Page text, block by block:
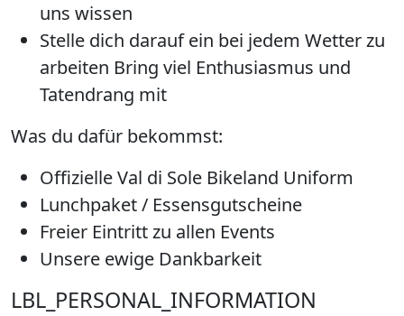
uns wissen
Stelle dich darauf ein bei jedem Wetter zu
arbeiten Bring viel Enthusiasmus und
Tatendrang mit
Was du dafür bekommst:
Offizielle Val di Sole Bikeland Uniform
Lunchpaket / Essensgutscheine
Freier Eintritt zu allen Events
Unsere ewige Dankbarkeit
LBL_PERSONAL_INFORMATION